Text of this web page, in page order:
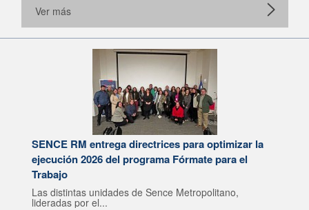
Ver más
SENCE RM entrega directrices para optimizar la
ejecución 2026 del programa Fórmate para el
Trabajo
Las distintas unidades de Sence Metropolitano,
lideradas por el...